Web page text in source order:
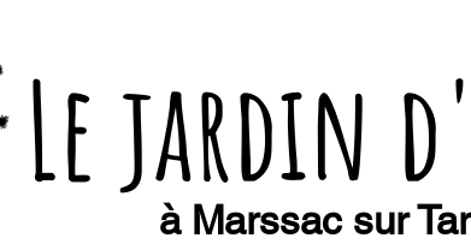
Le jardin
à Marssac sur